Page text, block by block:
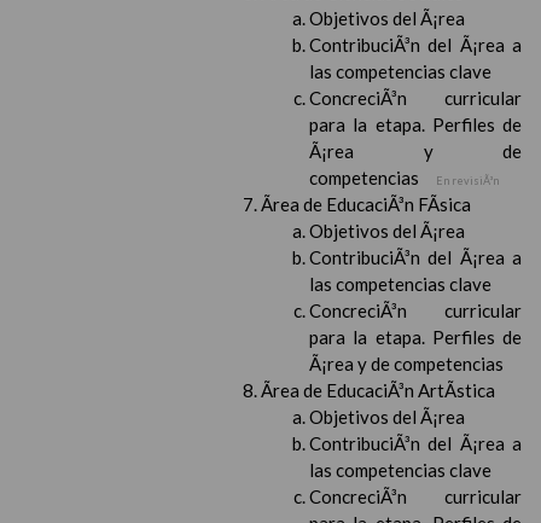
Objetivos del Ã¡rea
ContribuciÃ³n del Ã¡rea a
las competencias clave
ConcreciÃ³n curricular
para la etapa. Perfiles de
Ã¡rea y de
competencias
En revisiÃ³n
Ãrea de EducaciÃ³n FÃ­sica
Objetivos del Ã¡rea
ContribuciÃ³n del Ã¡rea a
las competencias clave
ConcreciÃ³n curricular
para la etapa. Perfiles de
Ã¡rea y de competencias
Ãrea de EducaciÃ³n ArtÃ­stica
Objetivos del Ã¡rea
ContribuciÃ³n del Ã¡rea a
las competencias clave
ConcreciÃ³n curricular